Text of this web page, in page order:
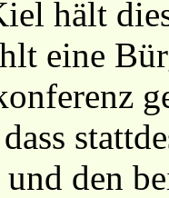
hält
eine
den